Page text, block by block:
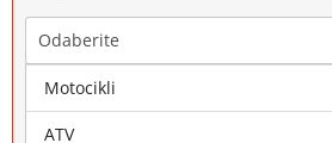
Odaberite
Marka
Motocikli
ATV